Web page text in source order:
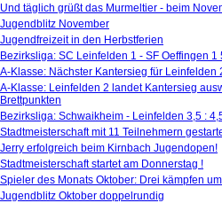
Und täglich grüßt das Murmeltier - beim
Jugendblitz November
Jugendfreizeit in den Herbstferien
Bezirksliga: SC Leinfelden 1 - SF Oeffingen 1
A-Klasse: Nächster Kantersieg für Leinfelden
A-Klasse: Leinfelden 2 landet Kantersieg
Brettpunkten
Bezirksliga: Schwaikheim - Leinfelden 3,5 :
Stadtmeisterschaft mit 11 Teilnehmern
Jerry erfolgreich beim Kirnbach Jugendopen!
Stadtmeisterschaft startet am Donnerstag !
Spieler des Monats Oktober: Drei kämpfen
Jugendblitz Oktober doppelrundig